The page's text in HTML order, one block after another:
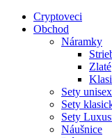
Cryptoveci
Obchod
Náramky
Zlaté
Sety unisex
Sety
Sety
Náušnice